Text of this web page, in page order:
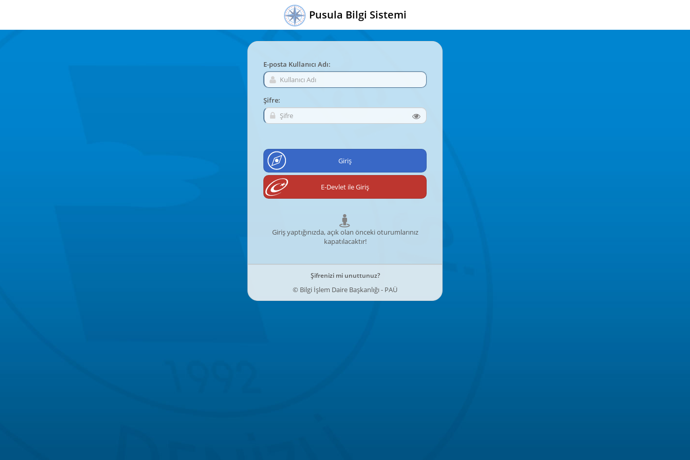
Pusula Bilgi Sistemi
E-posta Kullanıcı Adı:
Şifre:
Giriş yaptığınızda, açık olan önceki oturumlarınız
kapatılacaktır!
Şifrenizi mi unuttunuz?
© Bilgi İşlem Daire Başkanlığı - PAÜ